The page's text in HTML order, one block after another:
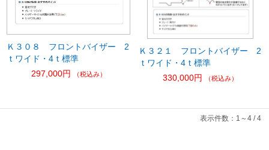
Ｋ３０８ フロントバイザー 2
ｔワイド・4ｔ標準
297,000円
（税込み）
Ｋ３２１ フロントバイザー 2
ｔワイド・4ｔ標準
330,000円
（税込み）
表示件数：1～4 / 4